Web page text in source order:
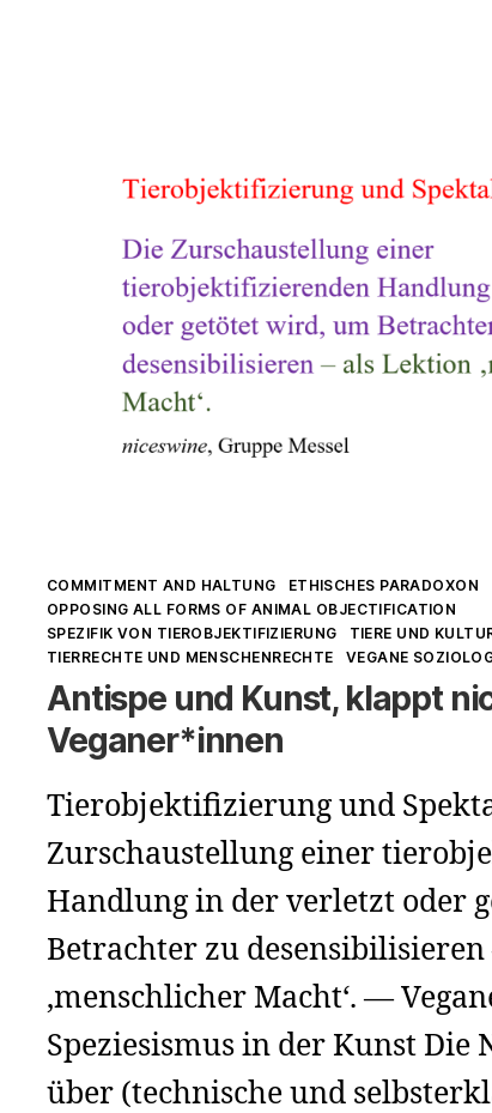
Kategorien
COMMITMENT AND HALTUNG
ETHISCHES PARADOXON
OPPOSING ALL FORMS OF ANIMAL OBJECTIFICATION
SPEZIFIK VON TIEROBJEKTIFIZIERUNG
TIERE UND
TIERRECHTE UND MENSCHENRECHTE
VEGANE
Antispe und Kunst, klappt
Veganer*innen
Tierobjektifizierung und
Zurschaustellung einer
Handlung in der verletzt oder
Betrachter zu
‚menschlicher Macht‘. —
Speziesismus in der Kunst Die
über (technische und